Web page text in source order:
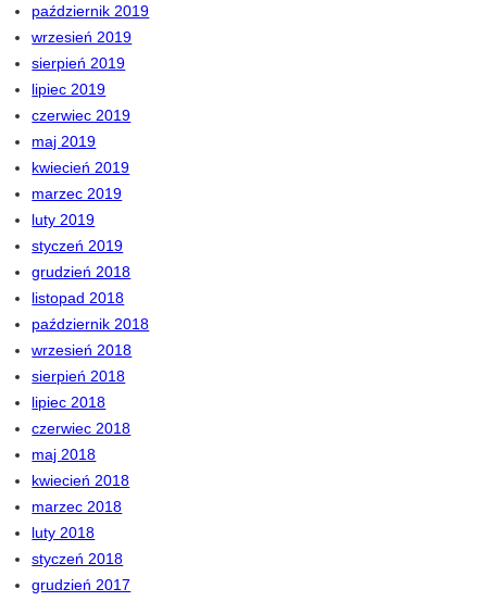
październik 2019
wrzesień 2019
sierpień 2019
lipiec 2019
czerwiec 2019
maj 2019
kwiecień 2019
marzec 2019
luty 2019
styczeń 2019
grudzień 2018
listopad 2018
październik 2018
wrzesień 2018
sierpień 2018
lipiec 2018
czerwiec 2018
maj 2018
kwiecień 2018
marzec 2018
luty 2018
styczeń 2018
grudzień 2017